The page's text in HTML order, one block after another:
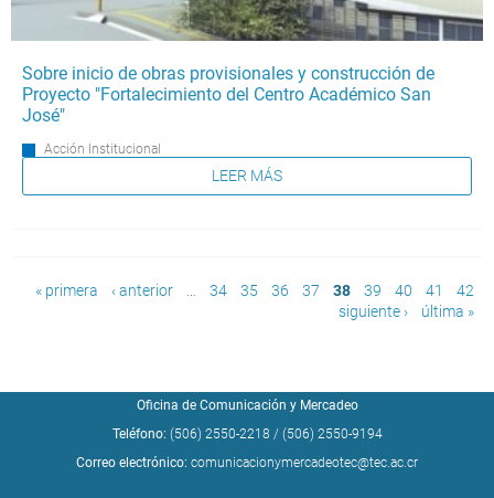
Sobre inicio de obras provisionales y construcción de
Proyecto "Fortalecimiento del Centro Académico San
José"
Acción Institucional
LEER MÁS
Páginas
« primera ‹ anterior … 34 35 36 37 38 39 40 41
42
siguiente ›
última »
Oficina de Comunicación y Mercadeo
Teléfono: (506) 2550-2218 / (506) 2550-9194
Correo electrónico: comunicacionymercadeotec@tec.ac.cr